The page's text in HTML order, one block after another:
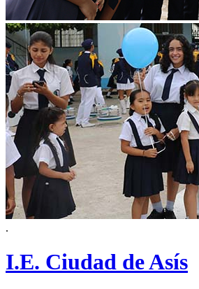
.
I.E. Ciudad de Asís